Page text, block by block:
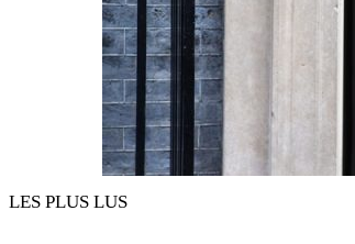
LES PLUS LUS